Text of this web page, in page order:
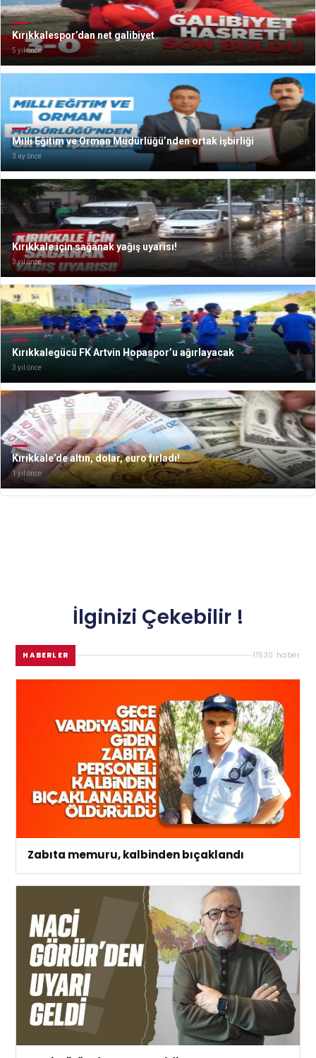
Kırıkkalespor’dan net galibiyet
5 yıl önce
Milli Eğitim ve Orman Müdürlüğü’nden ortak işbirliği
3 ay önce
Kırıkkale için sağanak yağış uyarısı!
3 yıl önce
Kırıkkalegücü FK Artvin Hopaspor’u ağırlayacak
3 yıl önce
Kırıkkale’de altın, dolar, euro fırladı!
1 yıl önce
İlginizi Çekebilir !
HABERLER 11530 haber
Zabıta memuru, kalbinden bıçaklandı